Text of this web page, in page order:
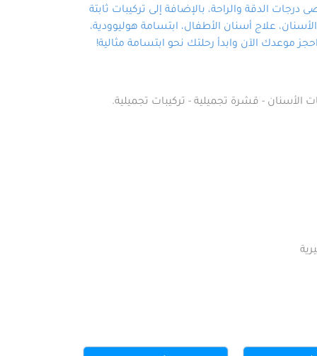
الدقة والراحة، بالإضافة إلى تركيبات ثابتة
علاج أسنان الأطفال، ابتسامة هوليوودية،
موعدك الآن وابدأ رحلتك نحو ابتسامة مثالية!
الأسنان - قشرة تجميلية - تركيبات تجميلية.